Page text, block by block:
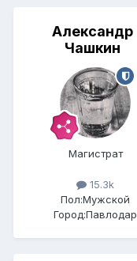
Александр
Чашкин
Магистрат
15.3k
Пол:Мужской
Город:Павлодар